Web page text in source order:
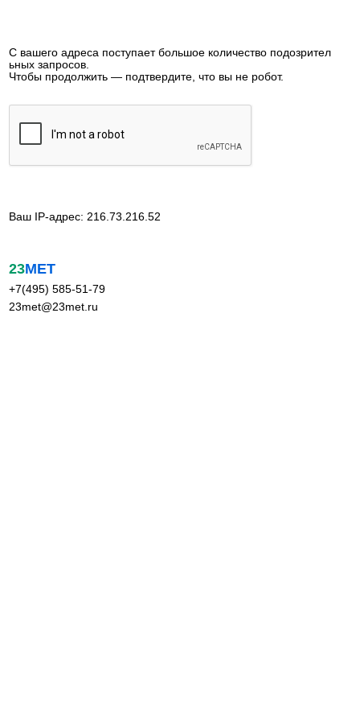
С вашего адреса поступает большое количество подозрител
ьных запросов.
Чтобы продолжить — подтвердите, что вы не робот.
Ваш IP-адрес: 216.73.216.52
23МЕТ
+7(495) 585-51-79
23met@23met.ru